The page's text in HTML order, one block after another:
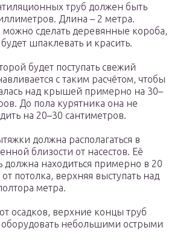
труб должен быть
Длина – 2 метра.
можно сделать деревянные короба,
шпаклевать и красить.
будет поступать свежий
с таким расчётом, чтобы
над крышей примерно на 30–
До пола курятника она не
на 20–30 сантиметров.
должна располагаться в
близости от насестов. Её
должна находиться примерно в 20
потолка, верхняя выступать над
метра.
осадков, верхние концы труб
небольшими острыми